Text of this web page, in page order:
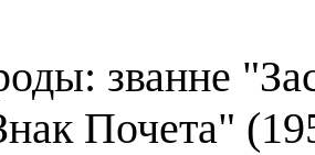
званне
Почета"